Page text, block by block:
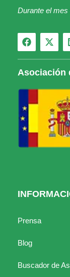
Durante el mes
Asociación
Prensa
Blog
Buscador de